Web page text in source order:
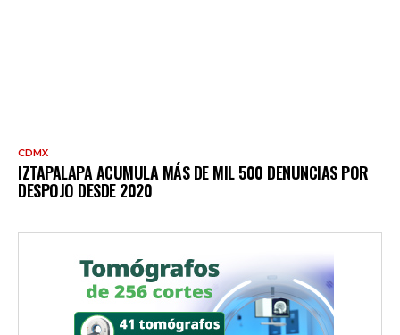
CDMX
IZTAPALAPA ACUMULA MÁS DE MIL 500 DENUNCIAS POR
DESPOJO DESDE 2020